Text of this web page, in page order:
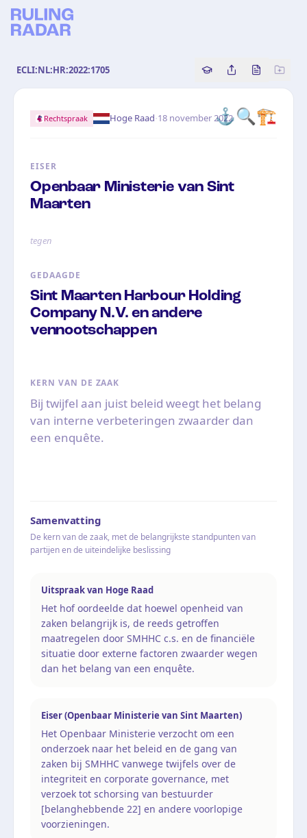
ECLI:NL:HR:2022:1705 Copy source
Share this
Bekijk
⚓🔍🏗️
Rechtspraak Hoge Raad·18 november 2022
EISER
Openbaar Ministerie van Sint
Maarten
tegen
GEDAAGDE
Sint Maarten Harbour Holding
Company N.V. en andere
vennootschappen
KERN VAN DE ZAAK
Bij twijfel aan juist beleid weegt het belang
van interne verbeteringen zwaarder dan
een enquête.
Samenvatting
De kern van de zaak, met de belangrijkste standpunten van
partijen en de uiteindelijke beslissing
Uitspraak van Hoge Raad
Het hof oordeelde dat hoewel openheid van
zaken belangrijk is, de reeds getroffen
maatregelen door SMHHC c.s. en de financiële
situatie door externe factoren zwaarder wegen
dan het belang van een enquête.
Eiser (Openbaar Ministerie van Sint Maarten)
Het Openbaar Ministerie verzocht om een
onderzoek naar het beleid en de gang van
zaken bij SMHHC vanwege twijfels over de
integriteit en corporate governance, met
verzoek tot schorsing van bestuurder
[belanghebbende 22] en andere voorlopige
voorzieningen.